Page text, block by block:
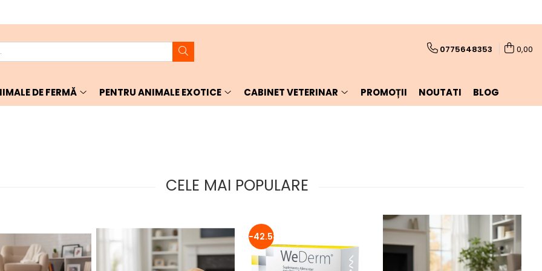
0775648353 0,00
DE FERMĂ PENTRU ANIMALE EXOTICE CABINET VETERINAR PROMOȚII NOUTATI BLOG
CELE MAI POPULARE
-42.58%